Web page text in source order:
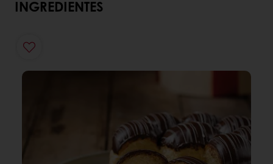
INGREDIENTES